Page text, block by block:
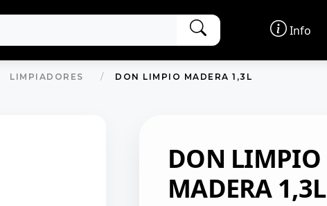
Info
LIMPIADORES DON LIMPIO MADERA 1,3L
DON LIMPIO
MADERA 1,3L